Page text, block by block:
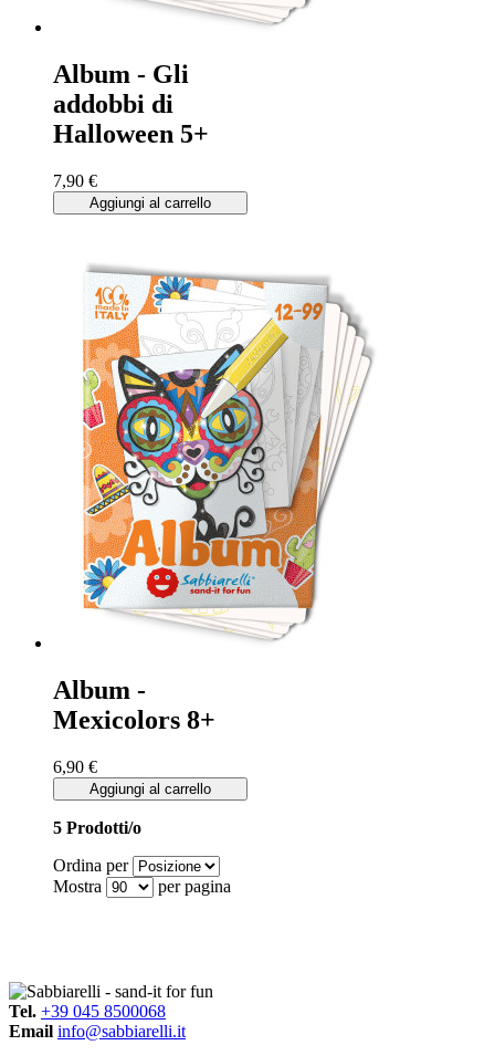
Album - Gli
addobbi di
Halloween 5+
7,90 €
Aggiungi al carrello
Album -
Mexicolors 8+
6,90 €
Aggiungi al carrello
5 Prodotti/o
Ordina per
Mostra
per pagina
Tel. +39 045 8500068
Email info@sabbiarelli.it